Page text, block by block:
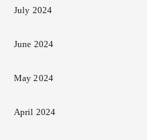
July 2024
June 2024
May 2024
April 2024